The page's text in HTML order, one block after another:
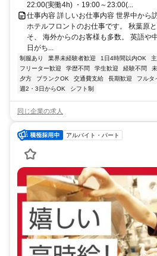
22:00(実働4h) ・19:00～23:00(...
仕事内容 詳しいお仕事内容 世界中から
ホテルフロントのお仕事です。 秋葉原
そ、 海外からのお客様も多数。 英語や
日がち...
制服あり 業界未経験者歓迎 1日4時間以内OK
フリーター歓迎
学歴不問 学生歓迎 経験不問
夕方
ブランクOK 交通費支給 長期歓迎 フルタ
週2・3日からOK
シフト制
同じ企業の求人
アルバイト・パート